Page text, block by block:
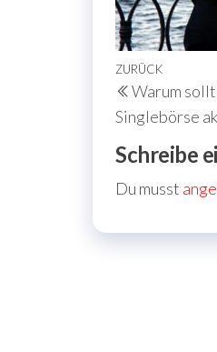
Vorheriger
Beitrag
ZURÜCK
Warum
Singlebörse
Schreibe
Du musst